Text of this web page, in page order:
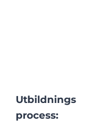
Utbildnings
process: